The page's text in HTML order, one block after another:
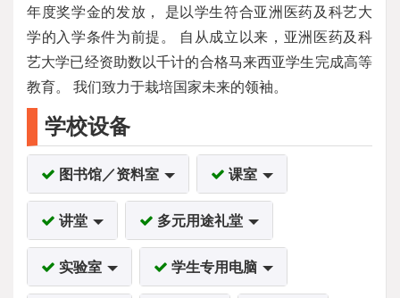
年度奖学金的发放， 是以学生符合亚洲医药及科艺大
学的入学条件为前提。 自从成立以来，亚洲医药及科
艺大学已经资助数以千计的合格马来西亚学生完成高等
教育。 我们致力于栽培国家未来的领袖。
学校设备
图书馆／资料室 课室
讲堂 多元用途礼堂
实验室 学生专用电脑